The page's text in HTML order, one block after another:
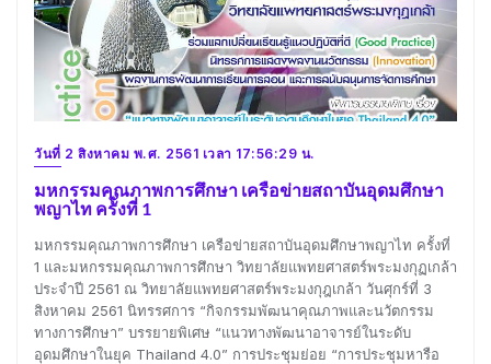
วันที่ 2 สิงหาคม พ.ศ. 2561 เวลา 17:56:29 น.
มหกรรมคุณภาพการศึกษา เครือข่ายสถาบันอุดมศึกษา
พญาไท ครั้งที่ 1
มหกรรมคุณภาพการศึกษา เครือข่ายสถาบันอุดมศึกษาพญาไท ครั้งที่
1 และมหกรรมคุณภาพการศึกษา วิทยาลัยแพทยศาสตร์พระมงกุฏเกล้า
ประจำปี 2561 ณ วิทยาลัยแพทยศาสตร์พระมงกุฎเกล้า วันศุกร์ที่ 3
สิงหาคม 2561 นิทรรศการ “กิจกรรมพัฒนาคุณภาพและนวัตกรรม
ทางการศึกษา” บรรยายพิเศษ “แนวทางพัฒนาอาจารย์ในระดับ
อุดมศึกษาในยุค Thailand 4.0” การประชุมย่อย “การประชุมหารือ